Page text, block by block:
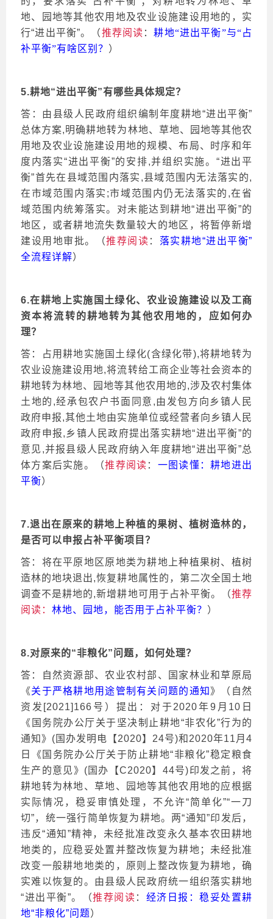
地、园地等其他农用地及农业设施建设用地的，实
行“进出平衡”。（推荐阅读 ：耕地“进出平衡”与“占
补平衡”有啥区别？ ）
5.耕地“进出平衡”有哪些具体规定？
答：由县级人民政府组织编制年度耕地“进出平衡”
总体方案,明确耕地转为林地、草地、园地等其他农
用地及农业设施建设用地的规模、布局、时序和年
度内落实“进出平衡”的安排,并组织实施。“进出平
衡”首先在县域范围内落实,县域范围内无法落实的,
在市域范围内落实;市域范围内仍无法落实的,在省
域范围内统筹落实。对未能达到耕地“进出平衡”的
地区，或者耕地流失数量较大的地区，将暂停新增
建设用地审批。（推荐阅读 ： 落实耕地“进出平衡”
全流程详解）
6.在耕地上实施国土绿化、农业设施建设以及工商
资本将流转的耕地转为其他农用地的，应如何办
理？
答：占用耕地实施国土绿化(含绿化带),将耕地转为
农业设施建设用地,将流转给工商企业等社会资本的
耕地转为林地、园地等其他农用地的,涉及农村集体
土地的,经承包农户书面同意,由发包方向乡镇人民
政府申报,其他土地由实施单位或经营者向乡镇人民
政府申报,乡镇人民政府提出落实耕地“进出平衡”的
意见,并报县级人民政府纳入年度耕地“进出平衡”总
体方案后实施。（推荐阅读 ： 一图读懂：耕地进出
平衡）
7.退出在原来的耕地上种植的果树、植树造林的，
是否可以申报占补平衡项目？
答：将在平原地区原地类为耕地上种植果树、植树
造林的地块退出,恢复耕地属性的，第二次全国土地
调查不是耕地的,新增耕地可用于占补平衡。（推荐
阅读： 林地、园地，能否用于占补平衡？ ）
8.对原来的“非粮化”问题，如何处理？
答：自然资源部、农业农村部、国家林业和草原局
《关于严格耕地用途管制有关问题的通知 》（自然
资发 [2021]166号）提出：对于2020年9月10日
《国务院办公厅关于坚决制止耕地“非农化”行为的
通知》(国办发明电【2020】24号)和2020年11月4
日《国务院办公厅关于防止耕地“非粮化”稳定粮食
生产的意见》(国办【C2020】44号)印发之前，将
耕地转为林地、草地、园地等其他农用地的应根据
实际情况，稳妥审慎处理，不允许“简单化”“一刀
切”，统一强行简单恢复为耕地。两“通知”印发后，
违反“通知”精神，未经批准改变永久基本农田耕地
地类的，应稳妥处置并整改恢复为耕地；未经批准
改变一般耕地地类的，原则上整改恢复为耕地，确
实难以恢复的。由县级人民政府统一组织落实耕地
“进出平衡”。（推荐阅读 ： 经济日报：稳妥处置耕
地“非粮化”问题）